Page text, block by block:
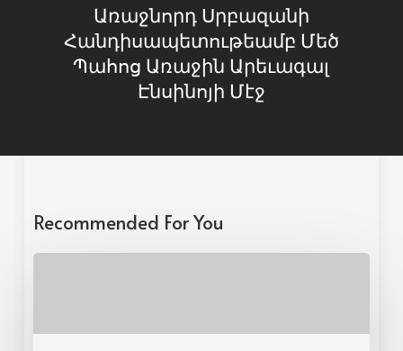
Առաջնորդ Սրբազանի
Հանդիսապետութեամբ Մեծ
Պահոց Առաջին Արեւագալ
Էնսինոյի Մէջ
Recommended For You